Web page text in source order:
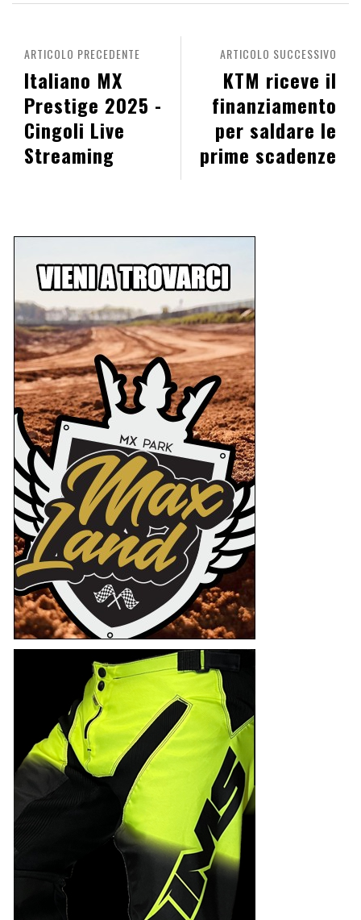
ARTICOLO SUCCESSIVO
KTM riceve il
finanziamento
per saldare le
prime scadenze
ARTICOLO PRECEDENTE
Italiano MX
Prestige 2025 -
Cingoli Live
Streaming